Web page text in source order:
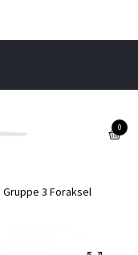
0
Gruppe 3 Foraksel